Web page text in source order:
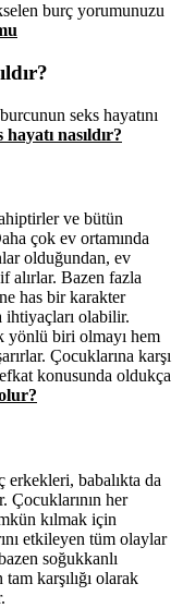
burç yorumunuzu
seks hayatını
nasıldır?
ve bütün
çok ev ortamında
olduğundan, ev
alırlar. Bazen fazla
has bir karakter
olabilir.
yönlü biri olmayı hem
Çocuklarına karşı
konusunda oldukça
erkekleri, babalıkta da
Çocuklarının her
kılmak için
etkileyen tüm olaylar
soğukkanlı
karşılığı olarak